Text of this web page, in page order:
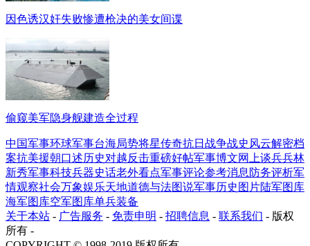
因色诱汉奸失败惨遭枪决的美女间谍
偷窥美军隐身舰建造全过程
中国军事环球军事台海局势将星传奇抗日战争战史风云解密档
案抗美援朝口述历史对越反击重磅好帖军事博文网上谈兵兵林
新秀军事科技兵器史话老外看点军事评论参考消息 防务评析军
情观察社会万象娱乐天地道德与法图说军事历史图片陆军图库
海军图库空军图库单兵装备
关于本站 - 广告服务 - 免责申明 - 招聘信息 - 联系我们 - 版权
所有 -